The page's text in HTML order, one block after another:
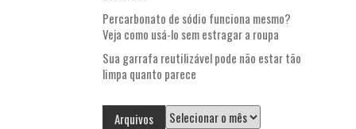
Percarbonato de sódio funciona mesmo?
Veja como usá-lo sem estragar a roupa
Sua garrafa reutilizável pode não estar tão
limpa quanto parece
Arquivos Arquivos